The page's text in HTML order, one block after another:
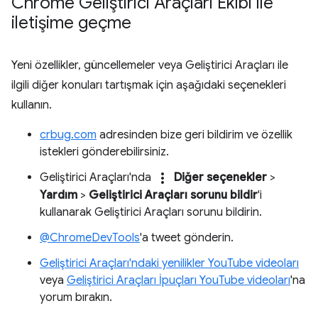
iletişime geçme
Yeni özellikler, güncellemeler veya Geliştirici Araçları ile
ilgili diğer konuları tartışmak için aşağıdaki seçenekleri
kullanın.
crbug.com adresinden bize geri bildirim ve özellik
istekleri gönderebilirsiniz.
Geliştirici Araçları'nda
more_vert Diğer seçenekler >
Yardım > Geliştirici Araçları sorunu bildir'i
kullanarak Geliştirici Araçları sorunu bildirin.
@ChromeDevTools'a tweet gönderin.
Geliştirici Araçları'ndaki yenilikler YouTube videoları
veya Geliştirici Araçları İpuçları YouTube videoları'na
yorum bırakın.